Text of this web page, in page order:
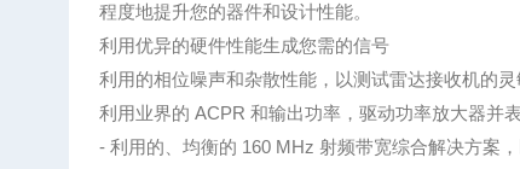
程度地提升您的器件和设计性能。
利用优异的硬件性能生成您需的信号
利用的相位噪声和杂散性能，以测试雷达接收机的
利用业界的 ACPR 和输出功率，驱动功率放大器并
- 利用的、均衡的 160 MHz 射频带宽综合解决方案